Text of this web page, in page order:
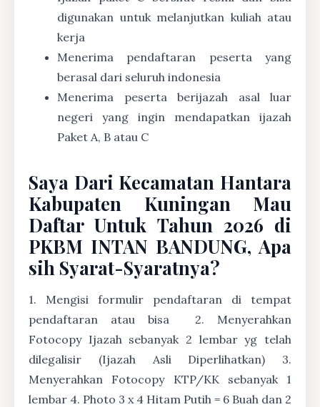
digunakan untuk melanjutkan kuliah atau
kerja
Menerima pendaftaran peserta yang
berasal dari seluruh indonesia
Menerima peserta berijazah asal luar
negeri yang ingin mendapatkan ijazah
Paket A, B atau C
Saya Dari Kecamatan Hantara
Kabupaten Kuningan Mau
Daftar Untuk Tahun 2026 di
PKBM INTAN BANDUNG, Apa
sih Syarat-Syaratnya?
1. Mengisi formulir pendaftaran di tempat
pendaftaran atau bisa
2. Menyerahkan
Fotocopy Ijazah sebanyak 2 lembar yg telah
dilegalisir (Ijazah Asli Diperlihatkan) 3.
Menyerahkan Fotocopy KTP/KK sebanyak 1
lembar 4. Photo 3 x 4 Hitam Putih = 6 Buah dan 2